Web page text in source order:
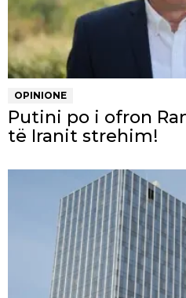
OPINIONE
Putini po i ofron
të Iranit strehim!